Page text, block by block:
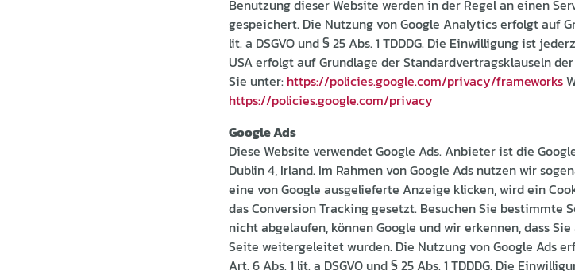
Benutzung dieser Website werden in der Regel an einen
gespeichert. Die Nutzung von Google Analytics erfolgt auf
lit. a DSGVO und § 25 Abs. 1 TDDDG. Die Einwilligung ist
USA erfolgt auf Grundlage der Standardvertragsklauseln
Sie unter: https://policies.google.com/privacy/frameworks
https://policies.google.com/privacy
Google Ads
Diese Website verwendet Google Ads. Anbieter ist die
Dublin 4, Irland. Im Rahmen von Google Ads nutzen wir
eine von Google ausgelieferte Anzeige klicken, wird ein
das Conversion Tracking gesetzt. Besuchen Sie bestimmte
nicht abgelaufen, können Google und wir erkennen, dass
Seite weitergeleitet wurden. Die Nutzung von Google Ads
Art. 6 Abs. 1 lit. a DSGVO und § 25 Abs. 1 TDDDG. Die